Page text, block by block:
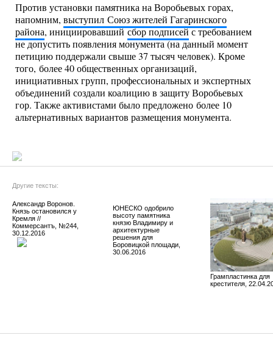
Против установки памятника на Воробьевых горах,
напомним, выступил Союз жителей Гагаринского
района, инициировавшийсбор подписейс требованием
не допустить появления монумента (на данный момент
петицию поддержали свыше 37 тысяч человек). Кроме
того, более 40 общественных организаций,
инициативных групп, профессиональных и экспертных
объединений создали коалицию в защиту Воробьевых
гор. Также активистами было предложено более 10
альтернативных вариантов размещения монумента.
Другие тексты:
Александр Воронов.
Князь остановился у
Кремля //
Коммерсантъ, №244,
30.12.2016
ЮНЕСКО одобрило
высоту памятника
князю Владимиру и
архитектурные
решения для
Боровицкой площади,
30.06.2016
Грампластинка для
крестителя,